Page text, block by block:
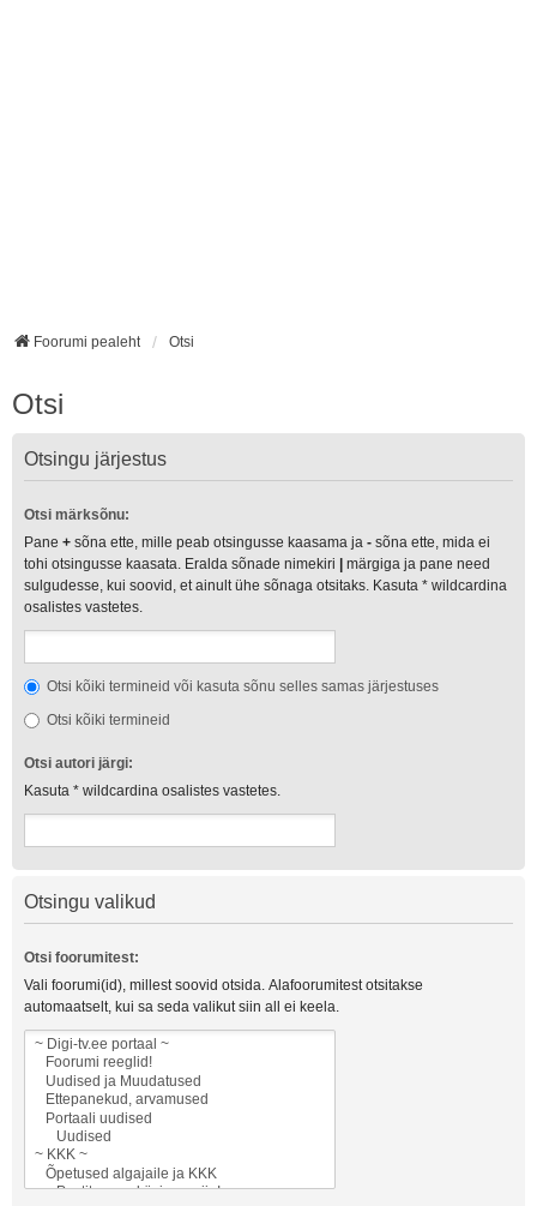
Foorumi pealeht Otsi
Otsi
Otsingu järjestus
Otsi märksõnu:
Pane + sõna ette, mille peab otsingusse kaasama ja - sõna ette, mida ei
tohi otsingusse kaasata. Eralda sõnade nimekiri
märgiga ja pane need
sulgudesse, kui soovid, et ainult ühe sõnaga otsitaks. Kasuta * wildcardina
osalistes vastetes.
Otsi kõiki termineid või kasuta sõnu selles samas järjestuses
Otsi kõiki termineid
Otsi autori järgi:
Kasuta * wildcardina osalistes vastetes.
Otsingu valikud
Otsi foorumitest:
Vali foorumi(id), millest soovid otsida. Alafoorumitest otsitakse
automaatselt, kui sa seda valikut siin all ei keela.